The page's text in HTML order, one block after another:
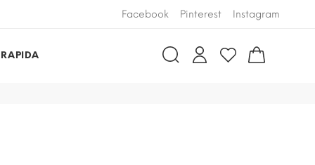
Facebook Pinterest Instagram